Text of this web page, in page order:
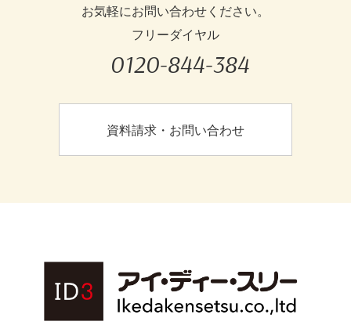
お気軽にお問い合わせください。
フリーダイヤル
0120-844-384
資料請求・お問い合わせ